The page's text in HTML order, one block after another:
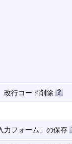
改行コード削除
力フォーム」の保存